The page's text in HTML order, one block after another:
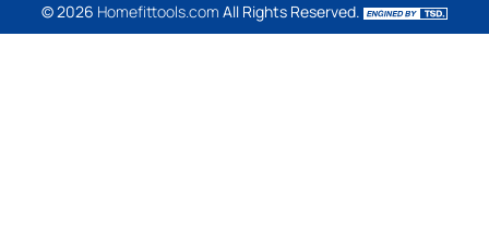
© 2026 Homefittools.com All Rights Reserved.